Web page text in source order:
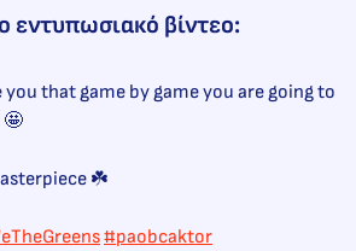
εντυπωσιακό βίντεο:
you that game by game you are going to
🤩
☘️
#paobcaktor